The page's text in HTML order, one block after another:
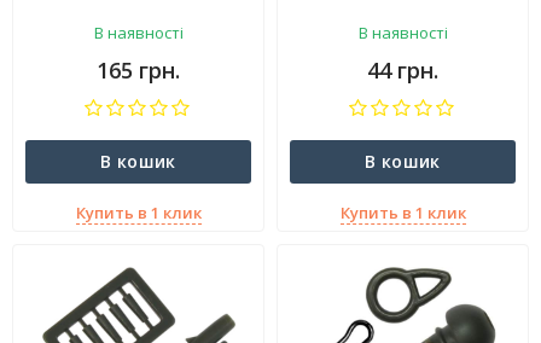
В наявності
165 грн.
В кошик
Купить в 1 клик
В наявності
44 грн.
В кошик
Купить в 1 клик